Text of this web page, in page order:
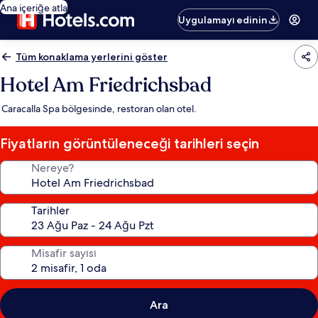
Ana içeriğe atla
Uygulamayı edinin
Tüm konaklama yerlerini göster
Hotel Am Friedrichsbad
Caracalla Spa bölgesinde, restoran olan otel.
Fiyatların görüntüleneceği tarihleri seçin
Nereye?
Tarihler
Misafir sayısı
Ara